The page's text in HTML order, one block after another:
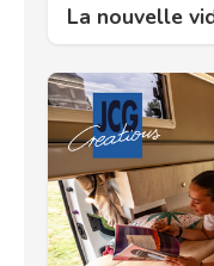
La nouvelle